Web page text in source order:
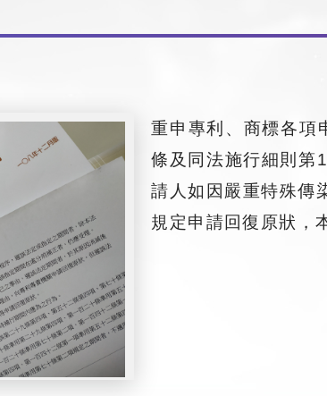
重申專利、商標各項
條及同法施行細則第
請人如因嚴重特殊傳
規定申請回復原狀，